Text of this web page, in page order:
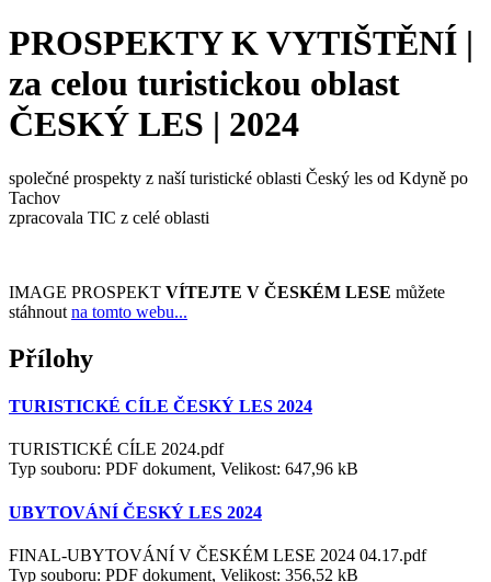
PROSPEKTY K VYTIŠTĚNÍ |
za celou turistickou oblast
ČESKÝ LES | 2024
společné prospekty z naší turistické oblasti Český les od Kdyně po
Tachov
zpracovala TIC z celé oblasti
IMAGE PROSPEKT VÍTEJTE V ČESKÉM LESE můžete
stáhnout na tomto webu...
Přílohy
TURISTICKÉ CÍLE ČESKÝ LES 2024
TURISTICKÉ CÍLE 2024.pdf
Typ souboru: PDF dokument, Velikost: 647,96 kB
UBYTOVÁNÍ ČESKÝ LES 2024
FINAL-UBYTOVÁNÍ V ČESKÉM LESE 2024 04.17.pdf
Typ souboru: PDF dokument, Velikost: 356,52 kB